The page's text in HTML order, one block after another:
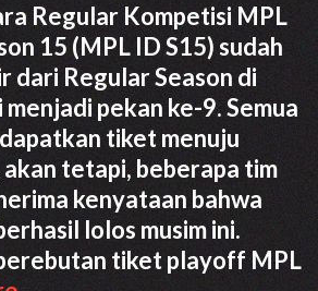
Regular Kompetisi MPL
15 (MPL ID S15) sudah
dari Regular Season di
menjadi pekan ke-9. Semua
tiket menuju
tetapi, beberapa tim
kenyataan bahwa
lolos musim ini.
tiket playoff MPL